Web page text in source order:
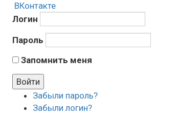
ВКонтакте
Логин
Пароль
Запомнить меня
Забыли пароль?
Забыли логин?